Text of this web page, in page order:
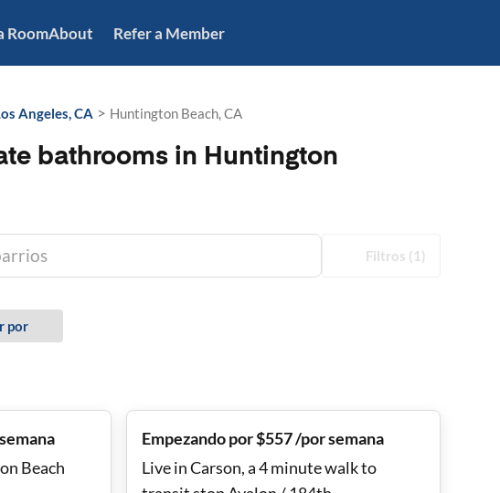
RoomAbout Refer a Member
Angeles, CA > Huntington Beach, CA
bathrooms in Huntington
Filtros (1)
por
Beach
Empezando por $557 /por semana
Live in Carson, a 4 minute walk to